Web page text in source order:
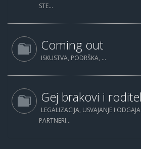
STE...
Coming out
ISKUSTVA, PODRŠKA, ...
Gej brakovi i
LEGALIZACIJA, USVAJANJE I
PARTNERI...